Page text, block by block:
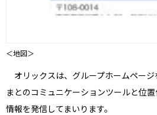
＜地図＞
オリックスは、グループホームペー
まとのコミュニケーションツールと位
情報を発信してまいります。